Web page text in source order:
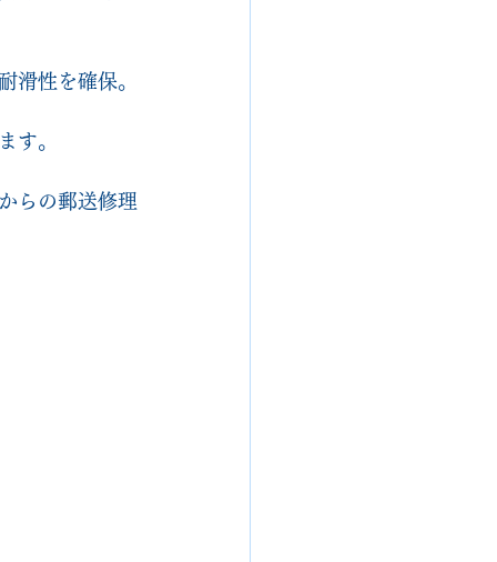
滑性を確保。
す。
らの郵送修理